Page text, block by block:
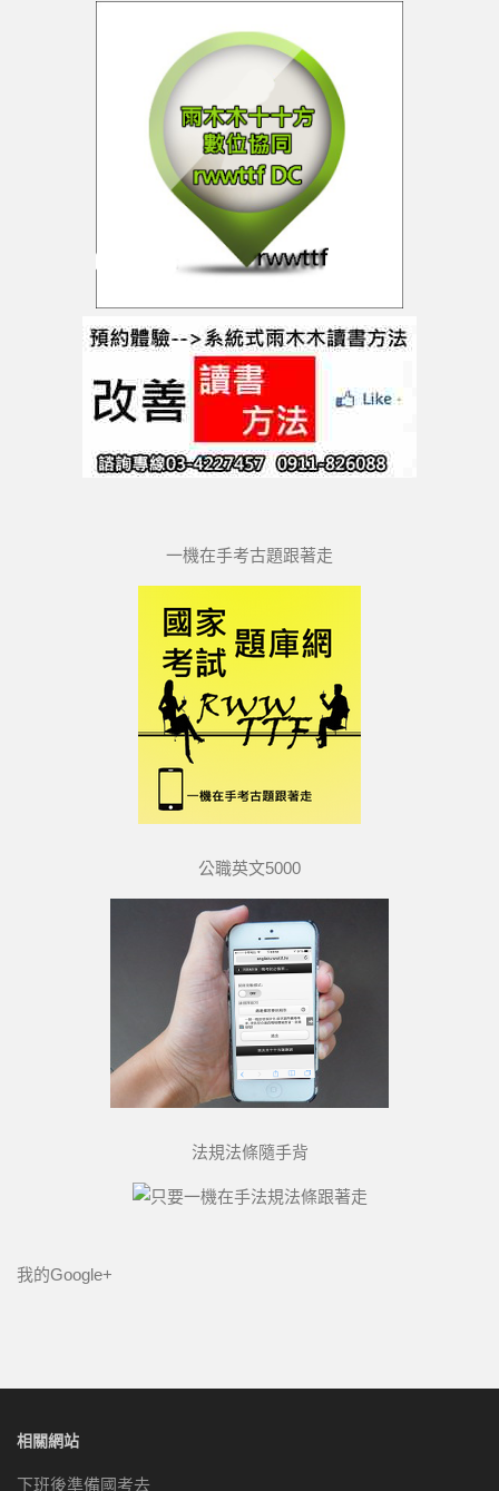
一機在手考古題跟著走
公職英文5000
法規法條隨手背
我的Google+
相關網站
下班後準備國考去